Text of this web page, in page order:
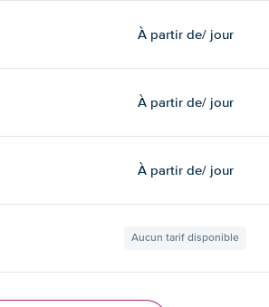
À partir de/ jour
À partir de/ jour
À partir de/ jour
Aucun tarif disponible